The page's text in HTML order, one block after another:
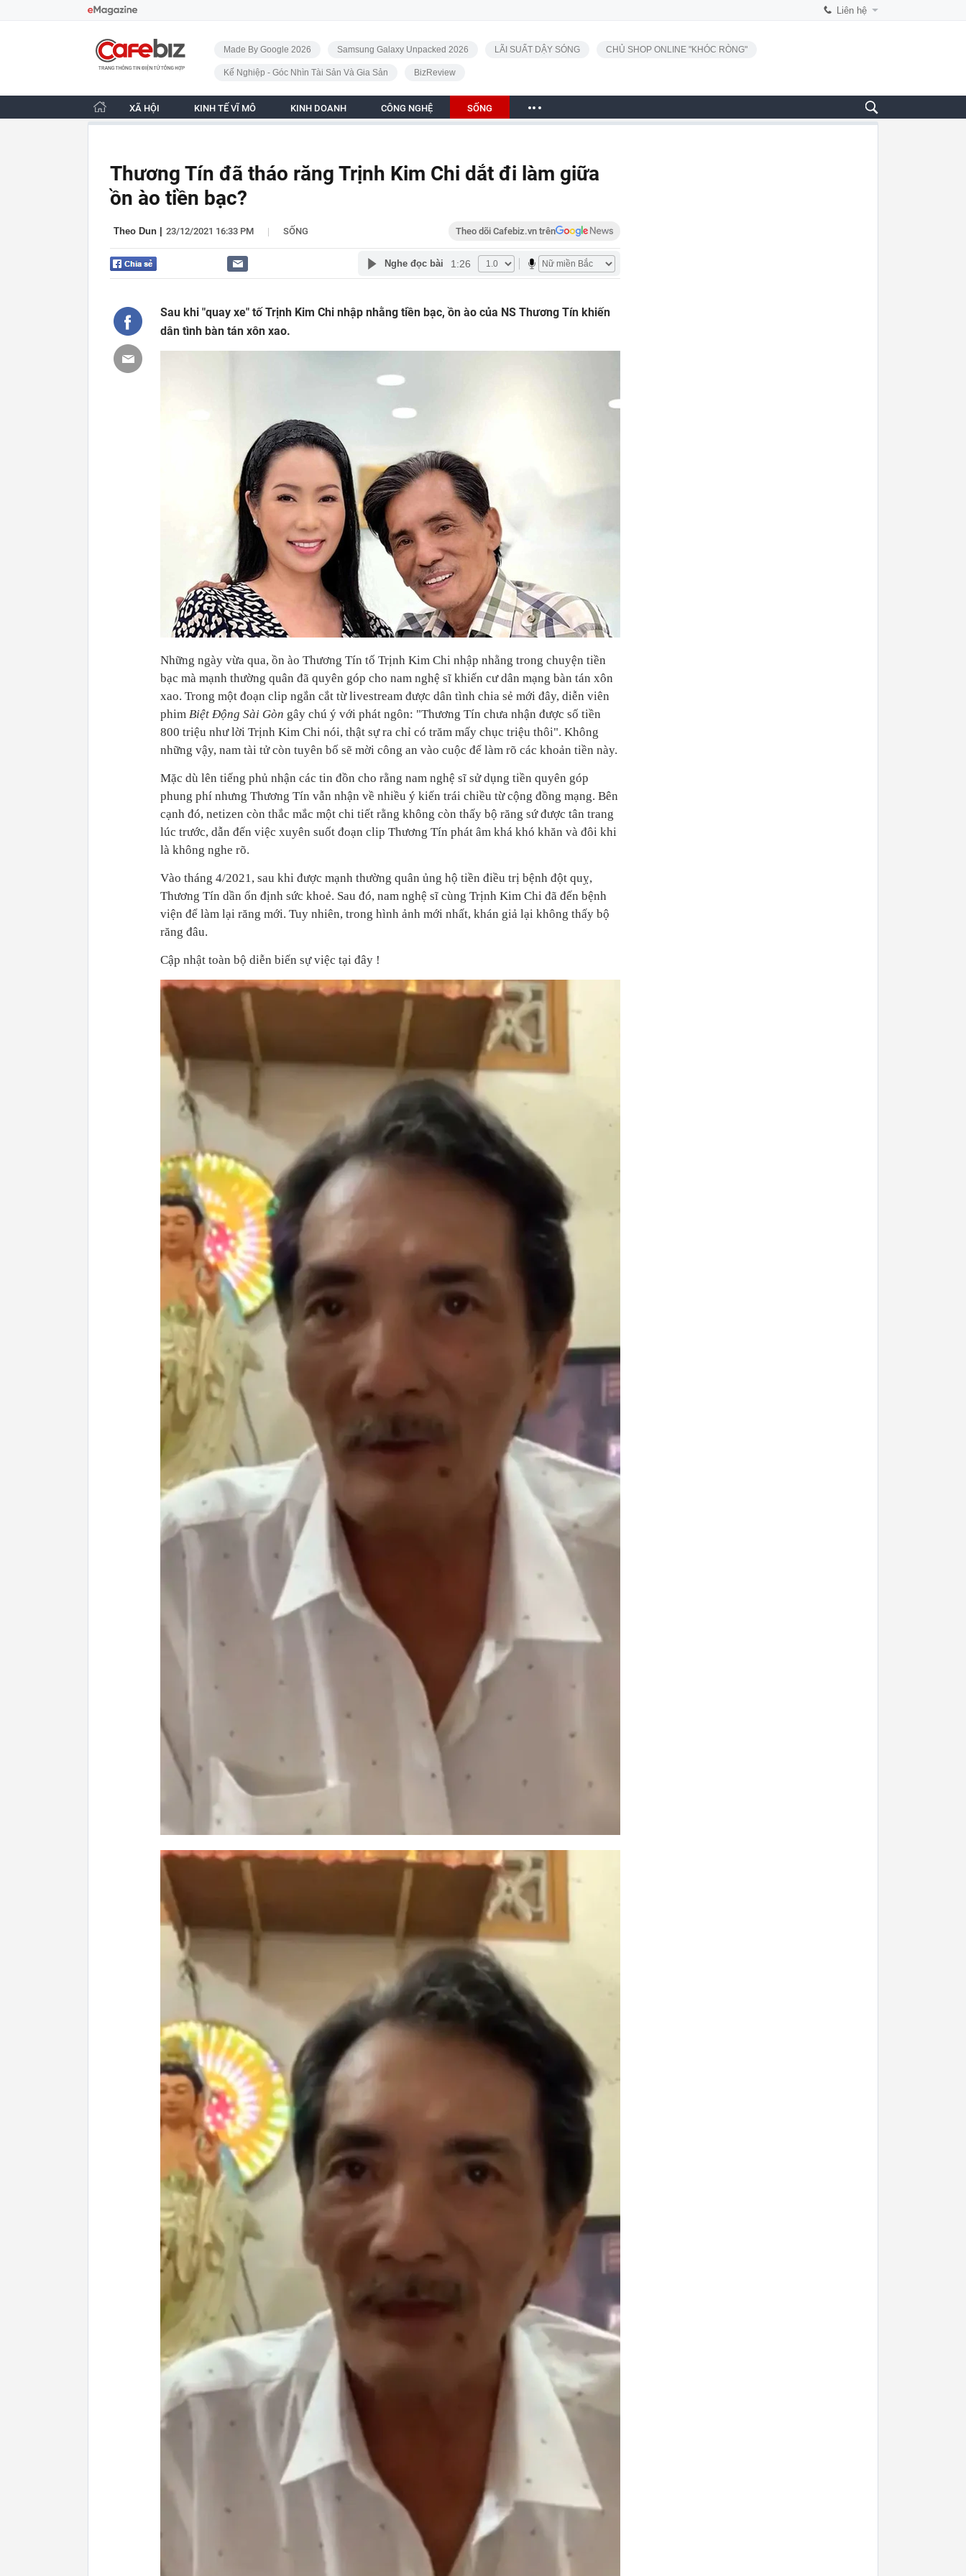
Liên hệ
CafeBiz - Trang chủ
Made By Google 2026 Samsung Galaxy Unpacked 2026 LÃI SUẤT DẬY SÓNG CHỦ SHOP ONLINE "KHÓC RÒNG"
Kế Nghiệp - Góc Nhìn Tài Sản Và Gia Sản BizReview
XÃ HỘI KINH TẾ VĨ MÔ KINH DOANH CÔNG NGHỆ SỐNG
Thương Tín đã tháo răng Trịnh Kim Chi dắt đi làm giữa
ồn ào tiền bạc?
Theo Dun 23/12/2021 16:33 PM | SỐNG Theo dõi Cafebiz.vn trên
Nghe đọc bài 1:26
Sau khi "quay xe" tố Trịnh Kim Chi nhập nhằng tiền bạc, ồn ào của NS Thương Tín khiến
dân tình bàn tán xôn xao.
Những ngày vừa qua, ồn ào Thương Tín tố Trịnh Kim Chi nhập nhằng trong chuyện tiền
bạc mà mạnh thường quân đã quyên góp cho nam nghệ sĩ khiến cư dân mạng bàn tán xôn
xao. Trong một đoạn clip ngắn cắt từ livestream được dân tình chia sẻ mới đây, diễn viên
phim Biệt Động Sài Gòn gây chú ý với phát ngôn: "Thương Tín chưa nhận được số tiền
800 triệu như lời Trịnh Kim Chi nói, thật sự ra chỉ có trăm mấy chục triệu thôi". Không
những vậy, nam tài tử còn tuyên bố sẽ mời công an vào cuộc để làm rõ các khoản tiền này.
Mặc dù lên tiếng phủ nhận các tin đồn cho rằng nam nghệ sĩ sử dụng tiền quyên góp
phung phí nhưng Thương Tín vẫn nhận về nhiều ý kiến trái chiều từ cộng đồng mạng. Bên
cạnh đó, netizen còn thắc mắc một chi tiết rằng không còn thấy bộ răng sứ được tân trang
lúc trước, dẫn đến việc xuyên suốt đoạn clip Thương Tín phát âm khá khó khăn và đôi khi
là không nghe rõ.
Vào tháng 4/2021, sau khi được mạnh thường quân ủng hộ tiền điều trị bệnh đột quỵ,
Thương Tín dần ổn định sức khoẻ. Sau đó, nam nghệ sĩ cùng Trịnh Kim Chi đã đến bệnh
viện để làm lại răng mới. Tuy nhiên, trong hình ảnh mới nhất, khán giả lại không thấy bộ
răng đâu.
Cập nhật toàn bộ diễn biến sự việc tại đây !